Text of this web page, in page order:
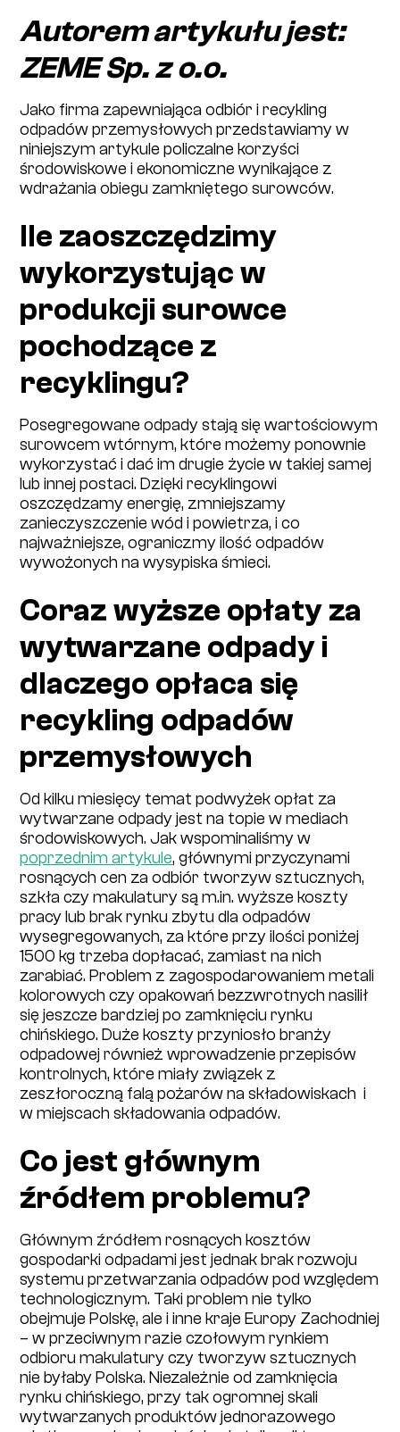
Autorem artykułu jest:
ZEME Sp. z o.o.
Jako firma zapewniająca odbiór i recykling
odpadów przemysłowych przedstawiamy w
niniejszym artykule policzalne korzyści
środowiskowe i ekonomiczne wynikające z
wdrażania obiegu zamkniętego surowców.
Ile zaoszczędzimy
wykorzystując w
produkcji surowce
pochodzące z
recyklingu?
Posegregowane odpady stają się wartościowym
surowcem wtórnym, które możemy ponownie
wykorzystać i dać im drugie życie w takiej samej
lub innej postaci. Dzięki recyklingowi
oszczędzamy energię, zmniejszamy
zanieczyszczenie wód i powietrza, i co
najważniejsze, ograniczmy ilość odpadów
wywożonych na wysypiska śmieci.
Coraz wyższe opłaty za
wytwarzane odpady i
dlaczego opłaca się
recykling odpadów
przemysłowych
Od kilku miesięcy temat podwyżek opłat za
wytwarzane odpady jest na topie w mediach
środowiskowych. Jak wspominaliśmy w
poprzednim artykule, głównymi przyczynami
rosnących cen za odbiór tworzyw sztucznych,
szkła czy makulatury są m.in. wyższe koszty
pracy lub brak rynku zbytu dla odpadów
wysegregowanych, za które przy ilości poniżej
1500 kg trzeba dopłacać, zamiast na nich
zarabiać. Problem z zagospodarowaniem metali
kolorowych czy opakowań bezzwrotnych nasilił
się jeszcze bardziej po zamknięciu rynku
chińskiego. Duże koszty przyniosło branży
odpadowej również wprowadzenie przepisów
kontrolnych, które miały związek z
zeszłoroczną falą pożarów na składowiskach i
w miejscach składowania odpadów.
Co jest głównym
źródłem problemu?
Głównym źródłem rosnących kosztów
gospodarki odpadami jest jednak brak rozwoju
systemu przetwarzania odpadów pod względem
technologicznym. Taki problem nie tylko
obejmuje Polskę, ale i inne kraje Europy Zachodniej
– w przeciwnym razie czołowym rynkiem
odbioru makulatury czy tworzyw sztucznych
nie byłaby Polska. Niezależnie od zamknięcia
rynku chińskiego, przy tak ogromnej skali
wytwarzanych produktów jednorazowego